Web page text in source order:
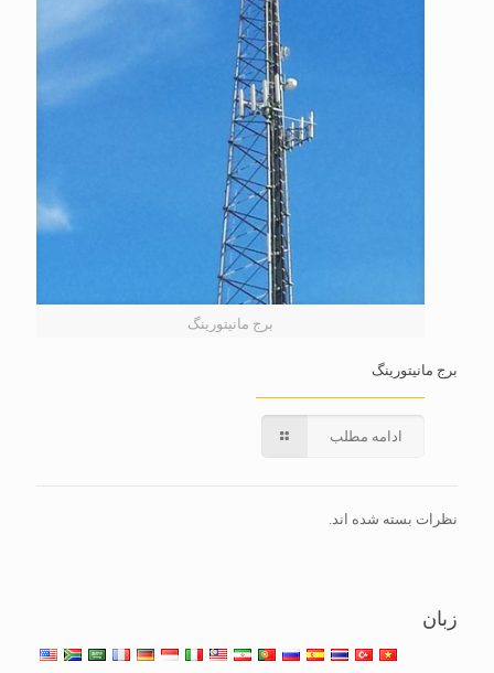
برج مانیتورینگ
برج مانیتورینگ
ادامه مطلب
نظرات بسته شده اند.
زبان